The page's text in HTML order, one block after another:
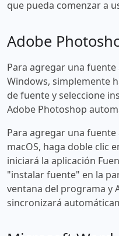
que pueda comenzar a
Adobe
Para agregar una
Windows, simplemente
de fuente y seleccione
Adobe Photoshop
Para agregar una
macOS, haga doble clic
iniciará la aplicación
"instalar fuente" en la
ventana del programa y
sincronizará